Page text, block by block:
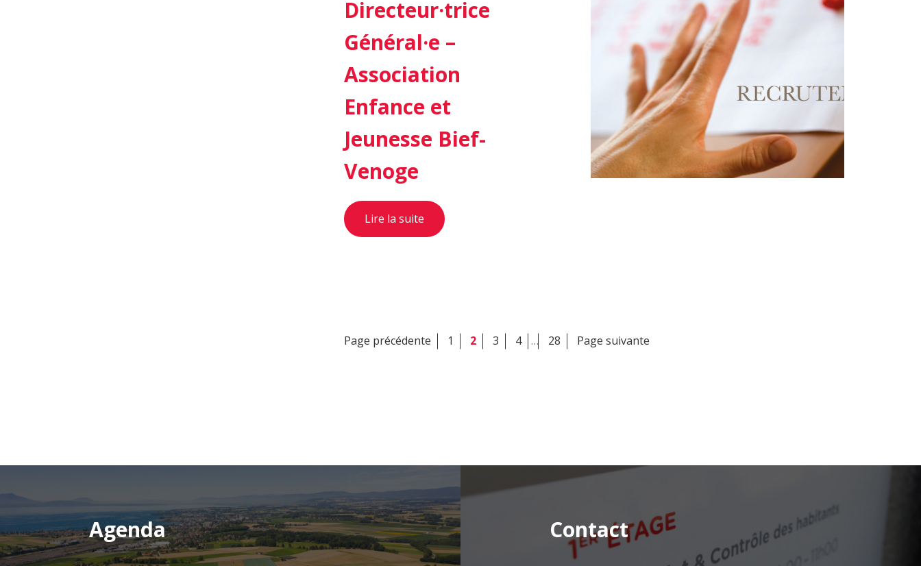
Directeur·trice
Général·e –
Association
Enfance et
Jeunesse Bief-
Venoge
Lire la suite
Page précédente 1 2 3 4 … 28 Page suivante
Agenda Contact